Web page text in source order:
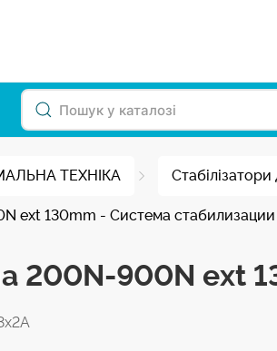
ТЕХНІКА
ext 130mm - Система стабилизации
200N-900N ext